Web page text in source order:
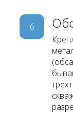
6